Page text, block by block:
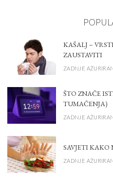
KAŠALJ –
ZAUSTAVITI
ZADNJE
ŠTO ZNAČE
TUMAČENJA)
ZADNJE
SAVJETI KAKO
ZADNJE